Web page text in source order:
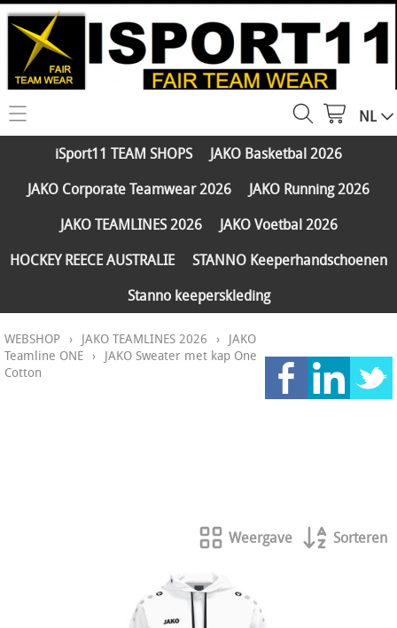
HOME
WEBSHOP
JAKO Running 2026
JAKO TEAMLINES 2026
PARTNERS
Klantengroepen
Verzending - betaling
CONTACT
NL
iSport11 TEAM SHOPS
JAKO Basketbal 2026
JAKO Corporate Teamwear 2026
JAKO Running 2026
JAKO TEAMLINES 2026
JAKO Voetbal 2026
HOCKEY REECE AUSTRALIE
STANNO Keeperhandschoenen
Stanno keeperskleding
WEBSHOP › JAKO TEAMLINES 2026 › JAKO
Teamline ONE › JAKO Sweater met kap One
Cotton
Weergave Sorteren